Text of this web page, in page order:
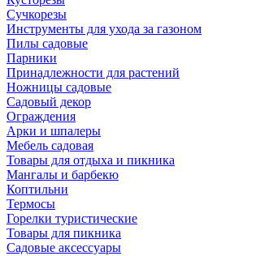
Сучкорезы
Инструменты для ухода за газоном
Пилы садовые
Парники
Принадлежности для растений
Ножницы садовые
Садовый декор
Ограждения
Арки и шпалеры
Мебель садовая
Товары для отдыха и пикника
Мангалы и барбекю
Коптильни
Термосы
Горелки туристические
Товары для пикника
Садовые аксессуары